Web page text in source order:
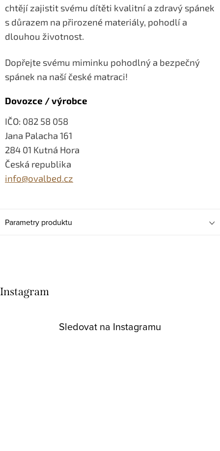
chtějí zajistit svému dítěti kvalitní a zdravý spánek
s důrazem na přirozené materiály, pohodlí a
dlouhou životnost.
Dopřejte svému miminku pohodlný a bezpečný
spánek na naší české matraci!
Dovozce / výrobce
IČO: 082 58 058
Jana Palacha 161
284 01 Kutná Hora
Česká republika
info@ovalbed.cz
Parametry produktu
Instagram
Sledovat na Instagramu